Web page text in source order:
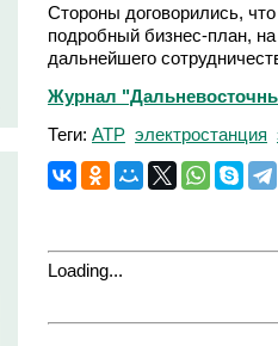
Стороны договорились,
подробный бизнес-план, на
дальнейшего
Журнал
Теги: АТР электростанция
Loading...